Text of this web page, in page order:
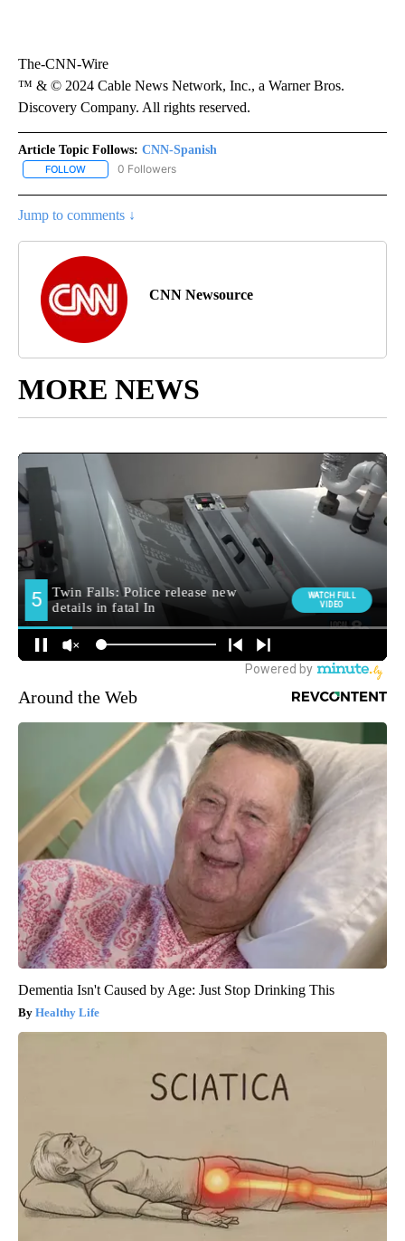
The-CNN-Wire
™ & © 2024 Cable News Network, Inc., a Warner Bros.
Discovery Company. All rights reserved.
Article Topic Follows: CNN-Spanish
FOLLOW FOLLOW "CNN-SPANISH" TO RECEIVE NOTIFICATIONS ABOUT
0 Followers
Jump to comments ↓
CNN Newsource
MORE NEWS
Around the Web
Dementia Isn't Caused by Age: Just Stop Drinking This
Healthy Life